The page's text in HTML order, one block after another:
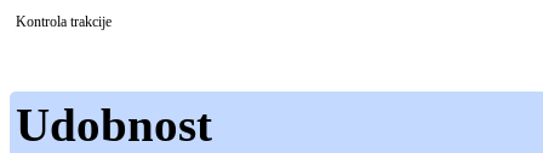
Kontrola trakcije
Udobnost